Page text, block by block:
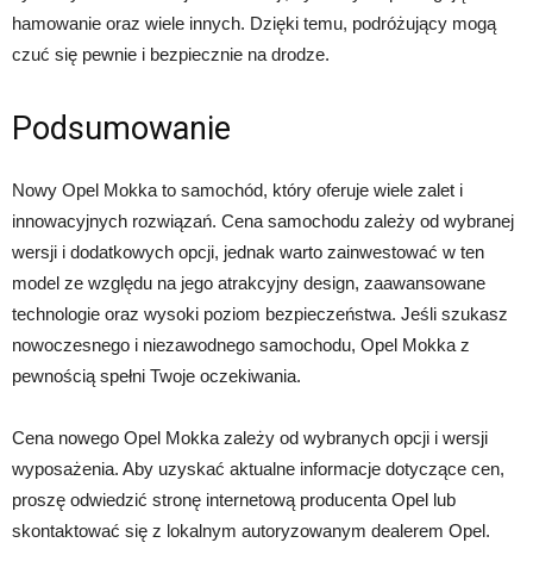
hamowanie oraz wiele innych. Dzięki temu, podróżujący mogą
czuć się pewnie i bezpiecznie na drodze.
Podsumowanie
Nowy Opel Mokka to samochód, który oferuje wiele zalet i
innowacyjnych rozwiązań. Cena samochodu zależy od wybranej
wersji i dodatkowych opcji, jednak warto zainwestować w ten
model ze względu na jego atrakcyjny design, zaawansowane
technologie oraz wysoki poziom bezpieczeństwa. Jeśli szukasz
nowoczesnego i niezawodnego samochodu, Opel Mokka z
pewnością spełni Twoje oczekiwania.
Cena nowego Opel Mokka zależy od wybranych opcji i wersji
wyposażenia. Aby uzyskać aktualne informacje dotyczące cen,
proszę odwiedzić stronę internetową producenta Opel lub
skontaktować się z lokalnym autoryzowanym dealerem Opel.